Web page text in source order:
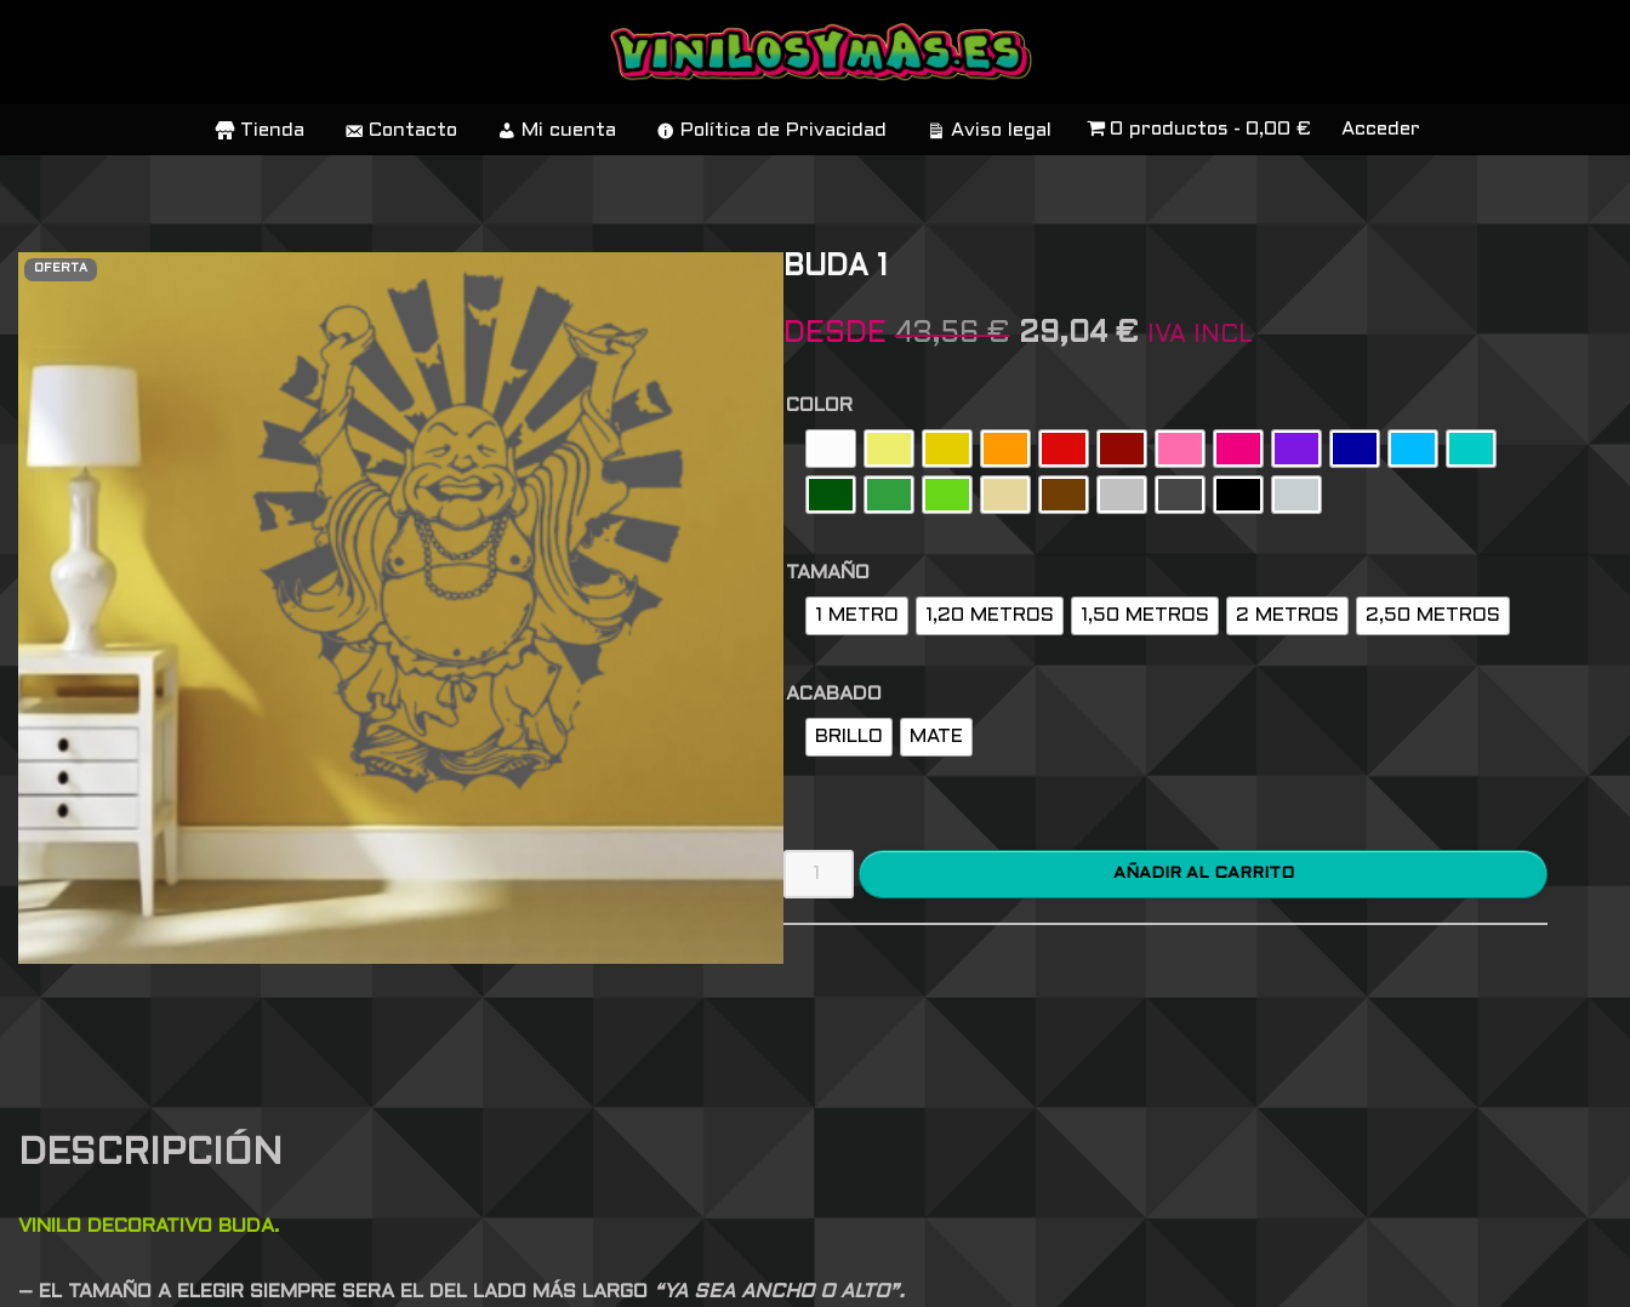
Tienda Contacto Mi cuenta Política de Privacidad Aviso legal 0 productos 0,00 € Acceder
OFERTA BUDA 1
DESDE 43,56€ 29,04€ IVA INCL
COLOR
TAMAÑO
1 METRO 1,20 METROS 1,50 METROS 2 METROS 2,50 METROS
ACABADO
BRILLO MATE
AÑADIR AL CARRITO
DESCRIPCIÓN
VINILO DECORATIVO BUDA.
– EL TAMAÑO A ELEGIR SIEMPRE SERA EL DEL LADO MÁS LARGO “YA SEA ANCHO O ALTO”.